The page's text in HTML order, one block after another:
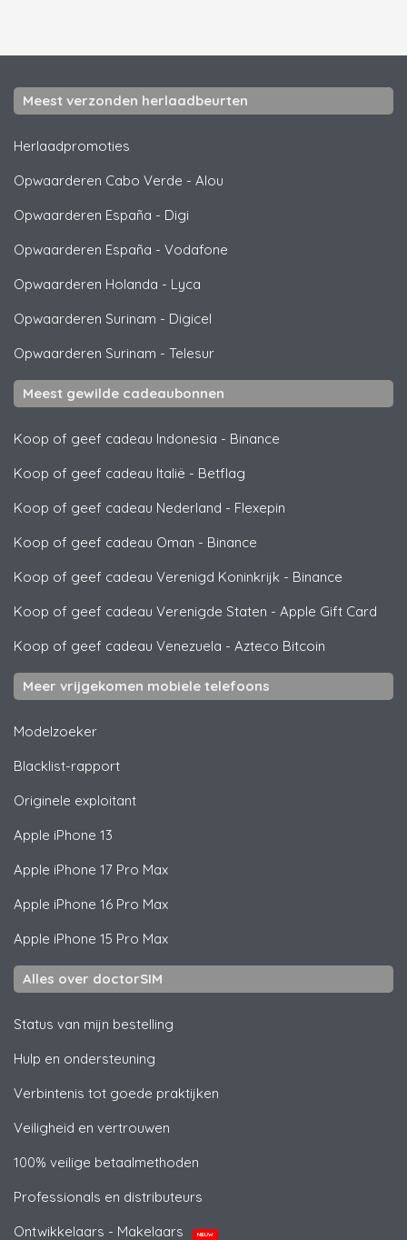
Meest verzonden herlaadbeurten
Herlaadpromoties
Opwaarderen Cabo Verde - Alou
Opwaarderen España - Digi
Opwaarderen España - Vodafone
Opwaarderen Holanda - Lyca
Opwaarderen Surinam - Digicel
Opwaarderen Surinam - Telesur
Meest gewilde cadeaubonnen
Koop of geef cadeau Indonesia - Binance
Koop of geef cadeau Italië - Betflag
Koop of geef cadeau Nederland - Flexepin
Koop of geef cadeau Oman - Binance
Koop of geef cadeau Verenigd Koninkrijk - Binance
Koop of geef cadeau Verenigde Staten - Apple Gift Card
Koop of geef cadeau Venezuela - Azteco Bitcoin
Meer vrijgekomen mobiele telefoons
Modelzoeker
Blacklist-rapport
Originele exploitant
Apple iPhone 13
Apple iPhone 17 Pro Max
Apple iPhone 16 Pro Max
Apple iPhone 15 Pro Max
Alles over doctorSIM
Status van mijn bestelling
Hulp en ondersteuning
Verbintenis tot goede praktijken
Veiligheid en vertrouwen
100% veilige betaalmethoden
Professionals en distributeurs
Ontwikkelaars - Makelaars
NIEUW